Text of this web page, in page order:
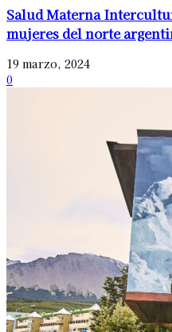
Salud Materna
mujeres del norte
19 marzo, 2024
0